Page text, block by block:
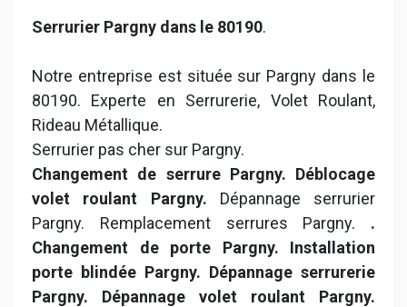
Serrurier Pargny dans le 80190.
Notre entreprise est située sur Pargny dans le
80190. Experte en Serrurerie, Volet Roulant,
Rideau Métallique.
Serrurier pas cher sur Pargny.
Changement de serrure Pargny. Déblocage
volet roulant Pargny. Dépannage serrurier
Pargny. Remplacement serrures Pargny. .
Changement de porte Pargny. Installation
porte blindée Pargny. Dépannage serrurerie
Pargny. Dépannage volet roulant Pargny.